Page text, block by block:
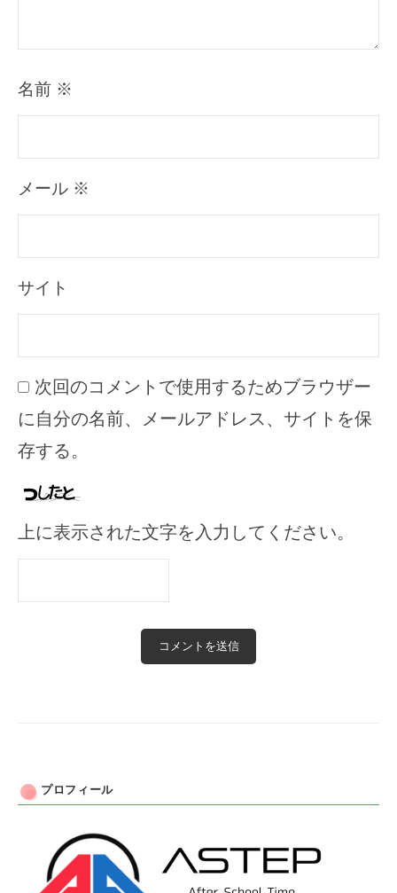
名前 ※
メール ※
サイト
次回のコメントで使用するためブラウザー
に自分の名前、メールアドレス、サイトを保
存する。
上に表示された文字を入力してください。
プロフィール